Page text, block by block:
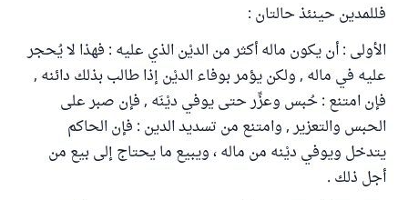
فللمدين حينئذ حالتان :
الأولى : أن يكون ماله أكثر من الديْن الذي عليه : فهذا لا يُحجر
عليه في ماله , ولكن يؤمر بوفاء الديْن إذا طالب بذلك دائنه ,
فإن امتنع : حُبس وعزِّر حتى يوفي ديْنَه , فإن صبر على
الحبس والتعزير , وامتنع من تسديد الدين : فإن الحاكم
يتدخل ويوفي ديْنه من ماله ، ويبيع ما يحتاج إلى بيع من
أجل ذلك .